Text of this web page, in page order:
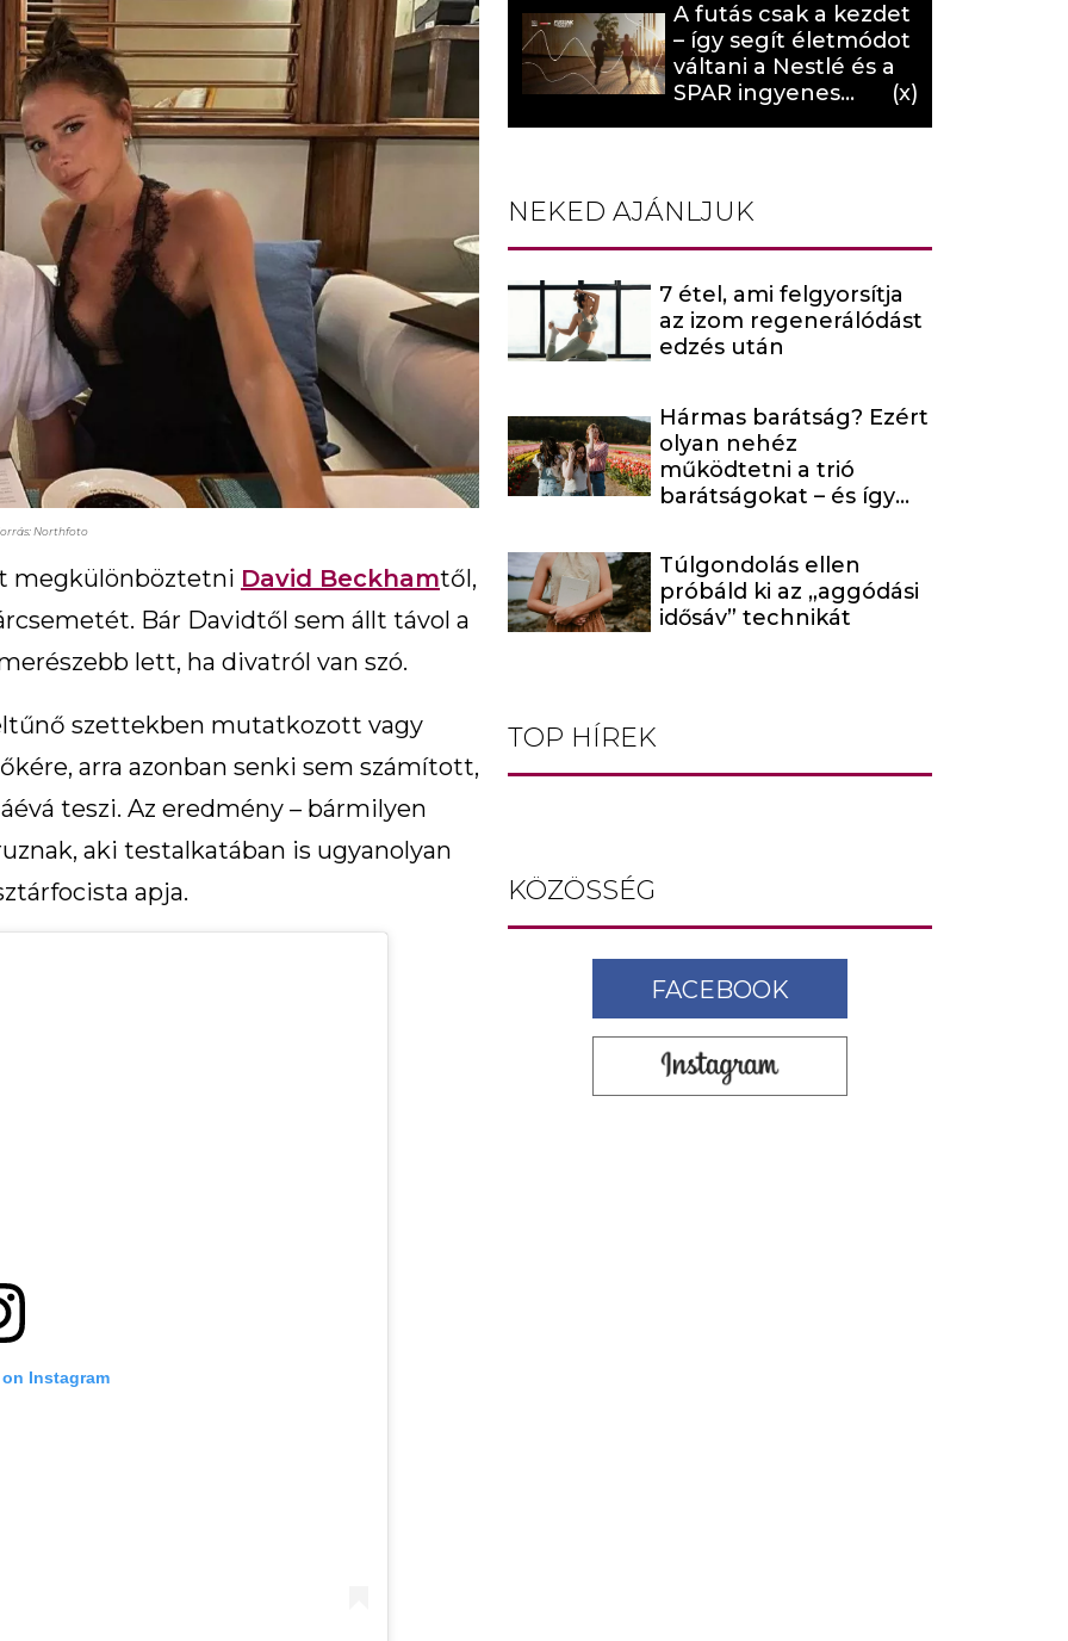
Northfoto
megkülönböztetni David Beckhamtől,
Bár Davidtől sem állt távol a
lett, ha divatról van szó.
szettekben mutatkozott vagy
arra azonban senki sem számított,
teszi. Az eredmény – bármilyen
aki testalkatában is ugyanolyan
apja.
Instagram
A futás csak a kezdet
– így segít életmódot
váltani a Nestlé és a
SPAR ingyenes
NEKED AJÁNLJUK
7 étel, ami felgyorsítja
az izom regenerálódást
edzés után
Hármas barátság? Ezért
olyan nehéz
működtetni a trió
barátságokat – és így
Túlgondolás ellen
próbáld ki az „aggódási
idősáv” technikát
TOP HÍREK
KÖZÖSSÉG
FACEBOOK